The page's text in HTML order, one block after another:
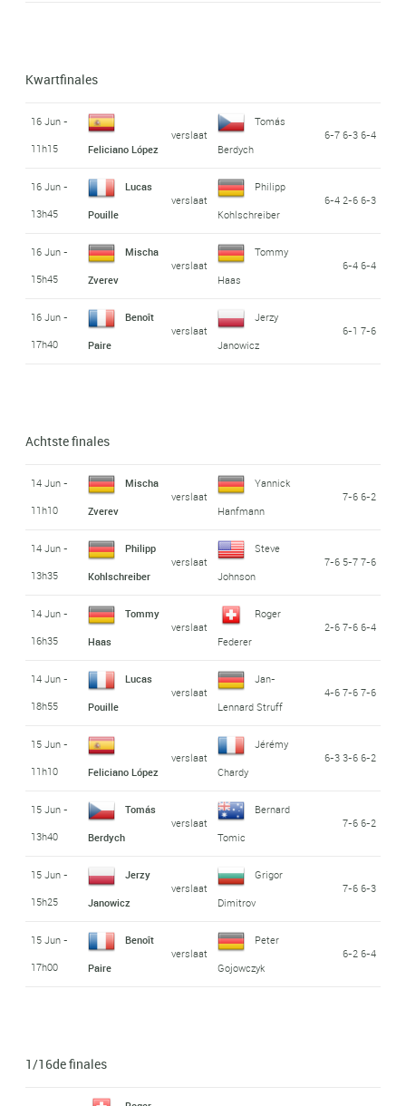
Kwartfinales
16 Jun -
11h15
Feliciano López
verslaat
Tomás
Berdych
6-7 6-3 6-4
16 Jun -
13h45
Lucas
Pouille
verslaat
Philipp
Kohlschreiber
6-4 2-6 6-3
16 Jun -
15h45
Mischa
Zverev
verslaat
Tommy
Haas
6-4 6-4
16 Jun -
17h40
Benoît
Paire
verslaat
Jerzy
Janowicz
6-1 7-6
Achtste finales
14 Jun -
11h10
Mischa
Zverev
verslaat
Yannick
Hanfmann
7-6 6-2
14 Jun -
13h35
Philipp
Kohlschreiber
verslaat
Steve
Johnson
7-6 5-7 7-6
14 Jun -
16h35
Tommy
Haas
verslaat
Roger
Federer
2-6 7-6 6-4
14 Jun -
18h55
Lucas
Pouille
verslaat
Jan-
Lennard Struff
4-6 7-6 7-6
15 Jun -
11h10
Feliciano López
verslaat
Jérémy
Chardy
6-3 3-6 6-2
15 Jun -
13h40
Tomás
Berdych
verslaat
Bernard
Tomic
7-6 6-2
15 Jun -
15h25
Jerzy
Janowicz
verslaat
Grigor
Dimitrov
7-6 6-3
15 Jun -
17h00
Benoît
Paire
verslaat
Peter
Gojowczyk
6-2 6-4
1/16de finales